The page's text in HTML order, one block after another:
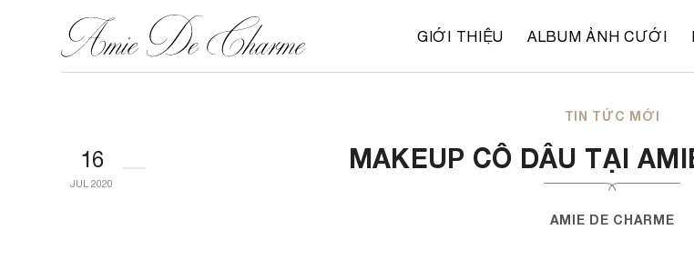
GIỚI THIỆU ALBUM ẢNH CƯỚI
TIN TỨC MỚI
MAKEUP CÔ DÂU TẠI
AMIE DE CHARME
16
JUL 2020